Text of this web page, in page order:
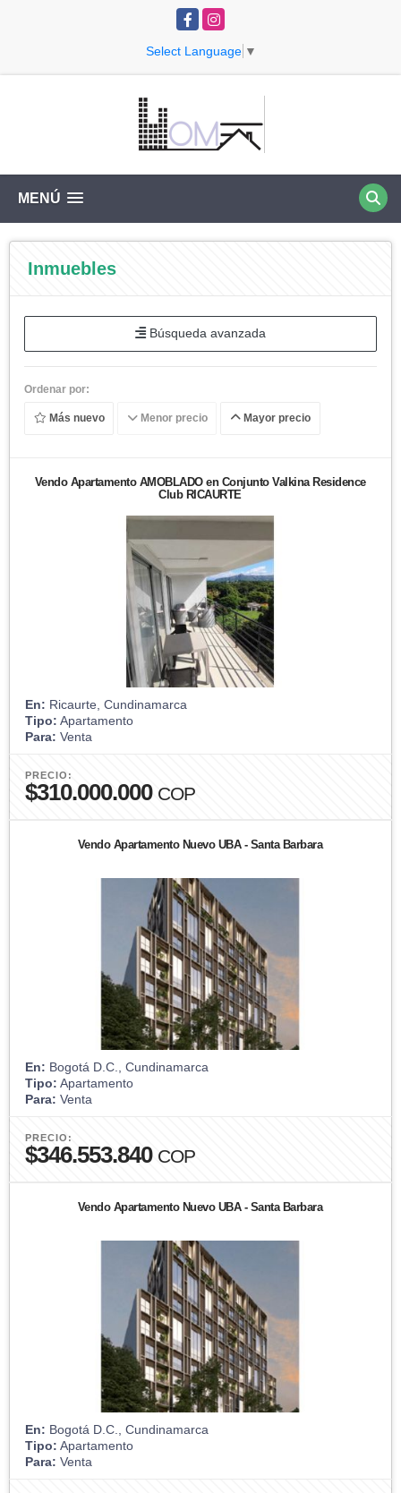
FacebookInstagram
Select Language ▼
MENÚ
Inmuebles
Búsqueda avanzada
Ordenar por:
Más nuevo Menor precio Mayor precio
Vendo Apartamento AMOBLADO en Conjunto Valkina Residence
Club RICAURTE
En: Ricaurte, Cundinamarca
Tipo: Apartamento
Para: Venta
PRECIO:
$310.000.000 COP
Vendo Apartamento Nuevo UBA - Santa Barbara
En: Bogotá D.C., Cundinamarca
Tipo: Apartamento
Para: Venta
PRECIO:
$346.553.840 COP
Vendo Apartamento Nuevo UBA - Santa Barbara
En: Bogotá D.C., Cundinamarca
Tipo: Apartamento
Para: Venta